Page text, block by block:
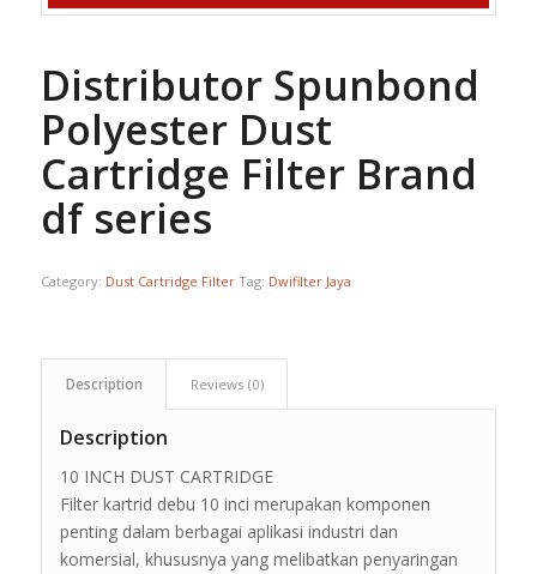
Distributor Spunbond
Polyester Dust
Cartridge Filter Brand
df series
Category: Dust Cartridge Filter Tag: Dwifilter Jaya
Description Reviews (0)
Description
10 INCH DUST CARTRIDGE
Filter kartrid debu 10 inci merupakan komponen
penting dalam berbagai aplikasi industri dan
komersial, khususnya yang melibatkan penyaringan